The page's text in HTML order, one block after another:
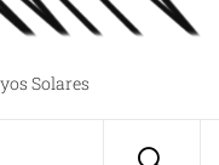
Solares